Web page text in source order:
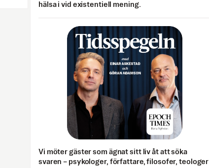
hälsa i vid existentiell mening.
Vi möter gäster som ägnat sitt liv åt att söka
svaren – psykologer, författare, filosofer, teologer